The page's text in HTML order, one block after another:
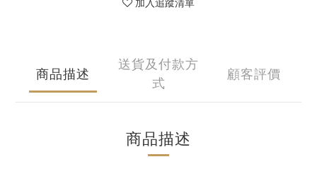
加入追蹤清單
商品描述
送貨及付款方
式
顧客評價
商品描述